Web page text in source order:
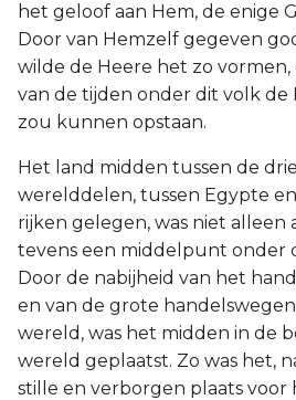
het geloof aan Hem, de enige
Door van Hemzelf gegeven
wilde de Heere het zo vormen,
van de tijden onder dit volk de
zou kunnen opstaan.
Het land midden tussen de
werelddelen, tussen Egypte
rijken gelegen, was niet alleen
tevens een middelpunt onder
Door de nabijheid van het
en van de grote
wereld, was het midden in de
wereld geplaatst. Zo was het,
stille en verborgen plaats voor